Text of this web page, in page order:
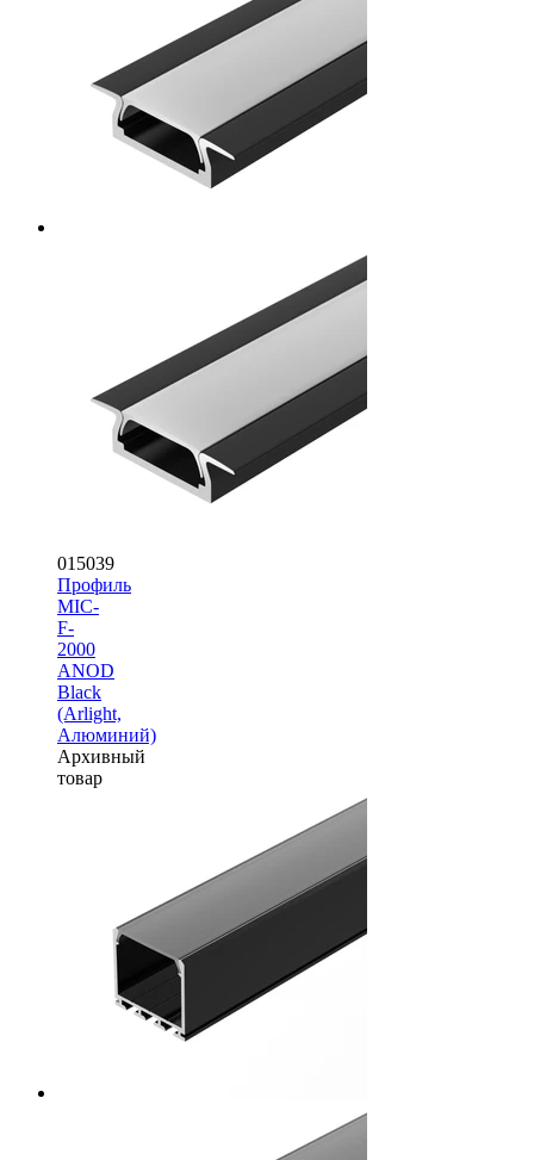
015039
Профиль
MIC-
F-
2000
ANOD
Black
(Arlight,
Алюминий)
Архивный
товар